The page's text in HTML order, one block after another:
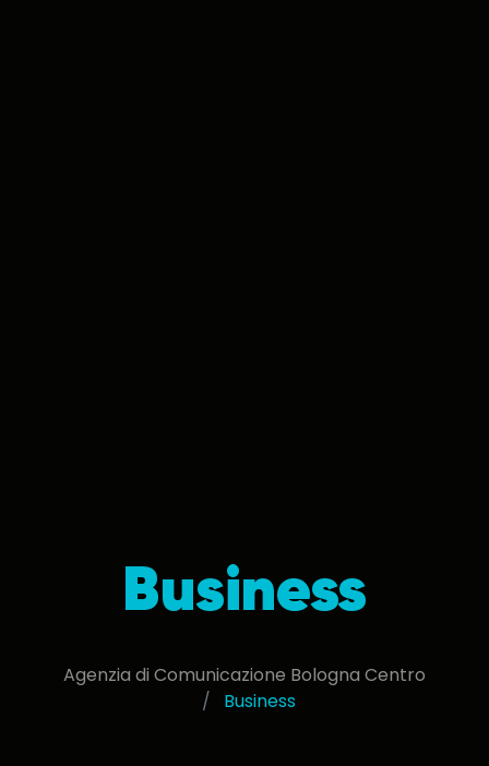
Business
Agenzia di Comunicazione Bologna Centro
Business